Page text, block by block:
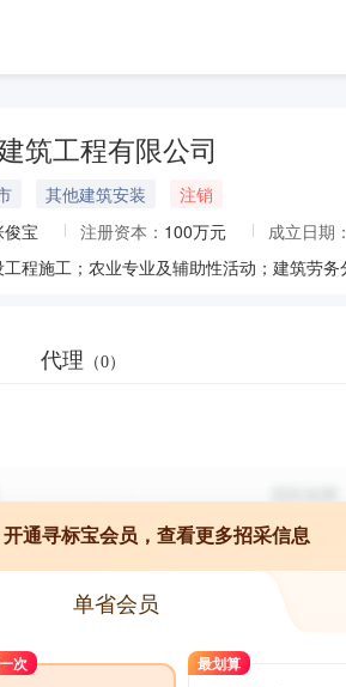
筑工程有限公司
其他建筑安装
注销
俊宝 注册资本： 100万元 成立日期：
代理 （0）
开通寻标宝会员，查看更多招采信息
单省会员
次 最划算